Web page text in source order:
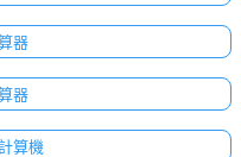
器
器
算機